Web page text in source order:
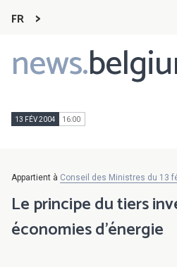
FR
news.
Main
navigation
13 FÉV 2004 16:00
Appartient à Conseil des Ministres du 13
Le principe du tiers
économies d'énergie